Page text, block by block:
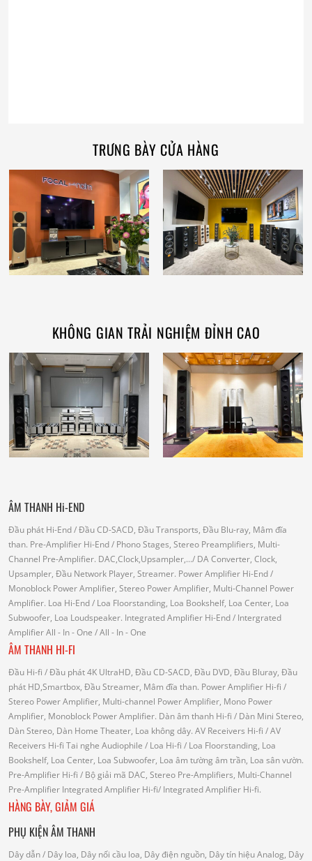
TRƯNG BÀY CỬA HÀNG
KHÔNG GIAN TRẢI NGHIỆM ĐỈNH CAO
ÂM THANH Hi-END
Đầu phát Hi-End/ Đầu CD-SACD, Đầu Transports, Đầu Blu-ray, Mâm đĩa
than. Pre-Amplifier Hi-End/ Phono Stages, Stereo Preamplifiers, Multi-
Channel Pre-Amplifier. DAC,Clock,Upsampler,.../ DA Converter, Clock,
Upsampler, Đầu Network Player, Streamer. Power Amplifier Hi-End/
Monoblock Power Amplifier, Stereo Power Amplifier, Multi-Channel Power
Amplifier. Loa Hi-End/ Loa Floorstanding, Loa Bookshelf, Loa Center, Loa
Subwoofer, Loa Loudspeaker. Integrated Amplifier Hi-End/ Intergrated
AmplifierAll - In - One / All - In - One
ÂM THANH HI-FI
Đầu Hi-fi / Đầu phát 4K UltraHD, Đầu CD-SACD, Đầu DVD, Đầu Bluray, Đầu
phát HD,Smartbox, Đầu Streamer, Mâm đĩa than. Power Amplifier Hi-fi /
Stereo Power Amplifier, Multi-channel Power Amplifier, Mono Power
Amplifier, Monoblock Power Amplifier. Dàn âm thanh Hi-fi / Dàn Mini Stereo,
Dàn Stereo, Dàn Home Theater, Loa không dây. AV Receivers Hi-fi / AV
Receivers Hi-fi Tai nghe Audiophile / Loa Hi-fi / Loa Floorstanding, Loa
Bookshelf, Loa Center, Loa Subwoofer, Loa âm tường âm trần, Loa sân vườn.
Pre-Amplifier Hi-fi / Bộ giải mã DAC, Stereo Pre-Amplifiers, Multi-Channel
Pre-Amplifier Integrated Amplifier Hi-fi/ Integrated Amplifier Hi-fi.
HÀNG BÀY, GIẢM GIÁ
PHỤ KIỆN ÂM THANH
Dây dẫn/ Dây loa, Dây nối cầu loa, Dây điện nguồn, Dây tín hiệu Analog, Dây